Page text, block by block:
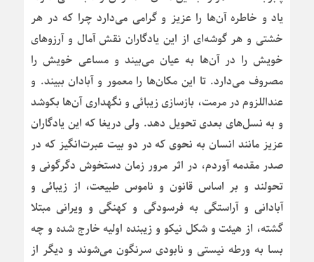
یاد و خاطره آن‌ها را عزیز و گرامی می‌دارد چرا که در هر
خشتی و هر گوشه‌ای از این یادگاران نقش آمال و آرزوهای
خویش را در آن‌ها به عیان می‌بیند و مساعی خویش را
مصروف می‌دارد. تا این مکان‌ها را معمور و آبادان ببیند. و
عنداللزوم در مرمت، بازسازی زیبائی و نگهداری آن‌ها بکوشد
و به نسل‌های بعدی تحویل دهد. ولی دریغا که این یادگاران
عزیز مانند انسان به نحوی که در دو بیت عبرت‌انگیز که در
صدر مقدمه آوردم، در اثر مرور زمان دستخوش دگرگونی و
تحولند و بر اساس قانون و ناموس طبیعت، از زیبائی و
آبادانی و آراستگی به فرسودگی و کهنگی و ویرانی مبتلا
گشته، از هیئت و شکل نیکو و زیبنده اولیه خارج شده و چه
بسا به ورطه نیستی و نابودی سرنگون می‌شوند و دیگر از